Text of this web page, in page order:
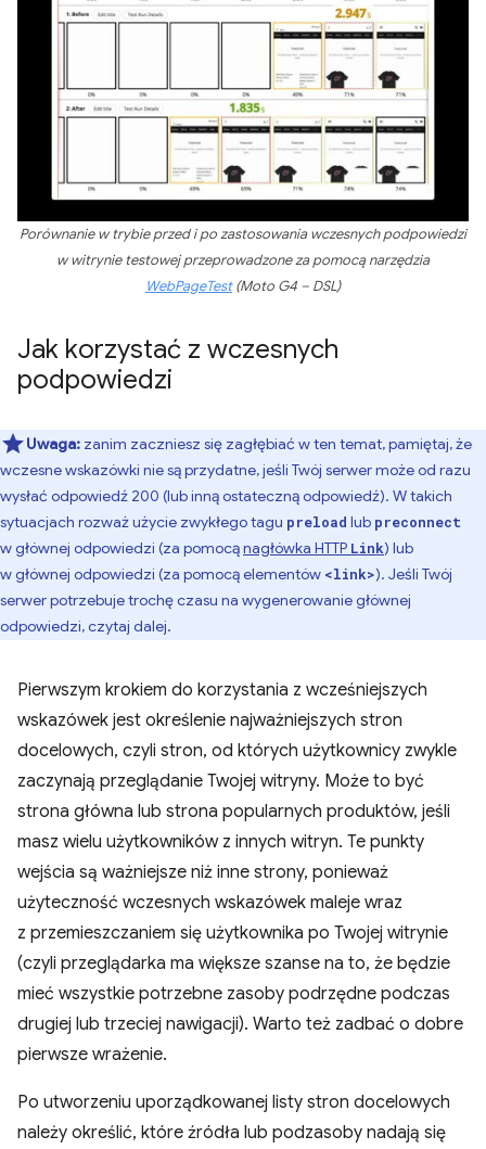
Porównanie w trybie przed i po zastosowania wczesnych podpowiedzi
w witrynie testowej przeprowadzone za pomocą narzędzia
WebPageTest(Moto G4 – DSL)
Jak korzystać z wczesnych
podpowiedzi
Uwaga: zanim zaczniesz się zagłębiać w ten temat, pamiętaj, że
wczesne wskazówki nie są przydatne, jeśli Twój serwer może od razu
wysłać odpowiedź 200 (lub inną ostateczną odpowiedź). W takich
sytuacjach rozważ użycie zwykłego tagu preload lub preconnect
w głównej odpowiedzi (za pomocąnagłówka HTTP Link) lub
w głównej odpowiedzi (za pomocą elementów <link>). Jeśli Twój
serwer potrzebuje trochę czasu na wygenerowanie głównej
odpowiedzi, czytaj dalej.
Pierwszym krokiem do korzystania z wcześniejszych
wskazówek jest określenie najważniejszych stron
docelowych, czyli stron, od których użytkownicy zwykle
zaczynają przeglądanie Twojej witryny. Może to być
strona główna lub strona popularnych produktów, jeśli
masz wielu użytkowników z innych witryn. Te punkty
wejścia są ważniejsze niż inne strony, ponieważ
użyteczność wczesnych wskazówek maleje wraz
z przemieszczaniem się użytkownika po Twojej witrynie
(czyli przeglądarka ma większe szanse na to, że będzie
mieć wszystkie potrzebne zasoby podrzędne podczas
drugiej lub trzeciej nawigacji). Warto też zadbać o dobre
pierwsze wrażenie.
Po utworzeniu uporządkowanej listy stron docelowych
należy określić, które źródła lub podzasoby nadają się